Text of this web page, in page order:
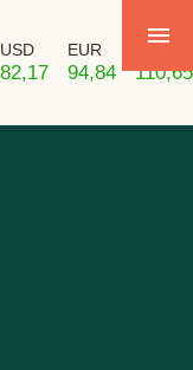
USD
82,17
EUR
94,84 110,65